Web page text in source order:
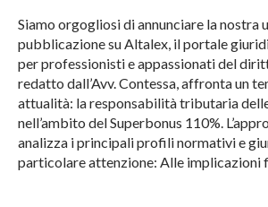
Siamo orgogliosi di annunciare la nostra
pubblicazione su Altalex, il portale
per professionisti e appassionati del
redatto dall’Avv. Contessa, affronta un
attualità: la responsabilità tributaria
nell’ambito del Superbonus 110%.
analizza i principali profili normativi e
particolare attenzione: Alle implicazioni